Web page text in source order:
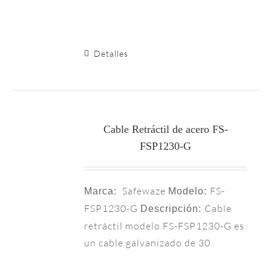
Detalles
Cable Retráctil de acero FS-
FSP1230-G
Marca: Safewaze Modelo: FS-
FSP1230-G Descripción: Cable
retráctil modelo FS-FSP1230-G es
un cable galvanizado de 30